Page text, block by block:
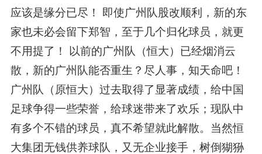
应该是缘分已尽！ 即使广州队股改顺利，新的东
家也未必会留下郑智，至于几个归化球员，就更
不用提了！ 以前的广州队（恒大）已经烟消云
散，新的广州队能否重生？尽人事，知天命吧！
广州队（原恒大）过去取得了显著成绩，给中国
足球争得一些荣誉，给球迷带来了欢乐；现队中
有多个不错的球员，真不希望就此解散。当然恒
大集团无钱供养球队，又无企业接手，树倒猢狲